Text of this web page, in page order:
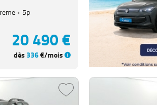
+ 5p
20 490 €
dès336€/mois